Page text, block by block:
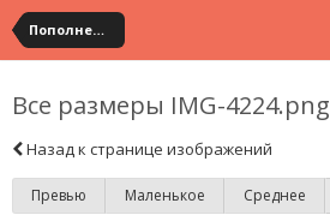
Пополнение
Все размеры IMG-4224.png
Назад к странице изображений
Превью Маленькое Среднее